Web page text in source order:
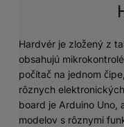
Hardvér je zložený z
obsahujú
počítač na jednom
rôznych
board je Arduino Uno,
modelov s rôznymi